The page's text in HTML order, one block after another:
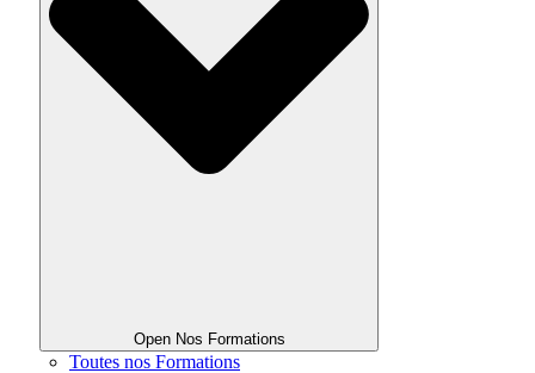
Open Nos Formations
Toutes nos Formations